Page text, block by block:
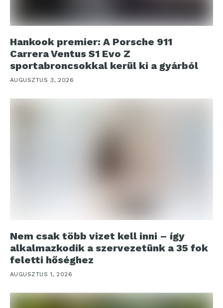
Hankook premier: A Porsche 911
Carrera Ventus S1 Evo Z
sportabroncsokkal kerül ki a gyárból
AUGUSZTUS 3, 2026
Nem csak több vizet kell inni – így
alkalmazkodik a szervezetünk a 35 fok
feletti hőséghez
AUGUSZTUS 1, 2026